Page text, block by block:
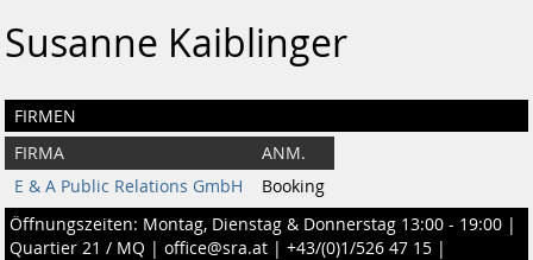
Susanne Kaiblinger
FIRMEN
FIRMA
ANM.
E & A Public Relations GmbH
Booking
Öffnungszeiten: Montag, Dienstag & Donnerstag 13:00 - 19:00 |
Quartier 21 / MQ | office@sra.at | +43/(0)1/526 47 15 |